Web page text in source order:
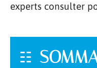
experts consulter